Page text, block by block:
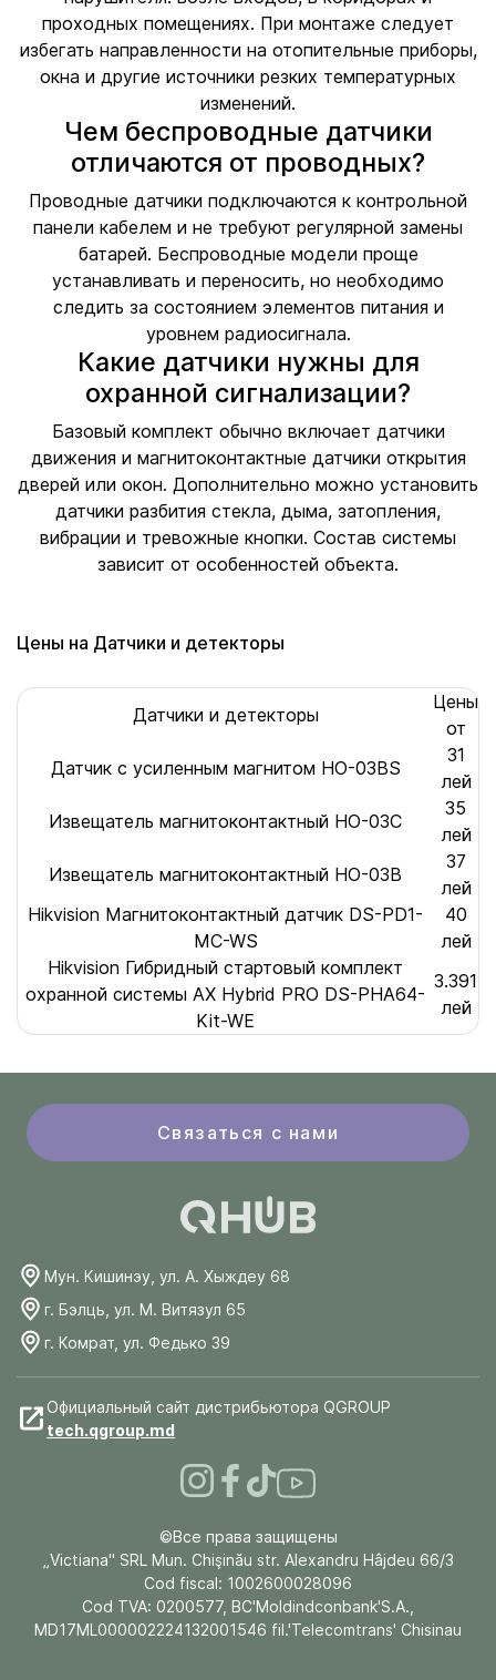
проходных помещениях. При монтаже следует
избегать направленности на отопительные приборы,
окна и другие источники резких температурных
изменений.
Чем беспроводные датчики
отличаются от проводных?
Проводные датчики подключаются к контрольной
панели кабелем и не требуют регулярной замены
батарей. Беспроводные модели проще
устанавливать и переносить, но необходимо
следить за состоянием элементов питания и
уровнем радиосигнала.
Какие датчики нужны для
охранной сигнализации?
Базовый комплект обычно включает датчики
движения и магнитоконтактные датчики открытия
дверей или окон. Дополнительно можно установить
датчики разбития стекла, дыма, затопления,
вибрации и тревожные кнопки. Состав системы
зависит от особенностей объекта.
Цены на Датчики и детекторы
Датчики и детекторы
Цены
от
Датчик с усиленным магнитом HO-03BS
31
лей
Извещатель магнитоконтактный HO-03C
35
лей
Извещатель магнитоконтактный HO-03B
37
лей
Hikvision Магнитоконтактный датчик DS-PD1-
MC-WS
40
лей
Hikvision Гибридный стартовый комплект
охранной системы AX Hybrid PRO DS-PHA64-
Kit-WE
3.391
лей
Связаться с нами
Мун. Кишинэу, ул. А. Хыждеу 68
г. Бэлць, ул. М. Витязул 65
г. Комрат, ул. Федько 39
Официальный сайт дистрибьютора QGROUP
tech.qgroup.md
©Все права защищены
„Victiana" SRL Mun. Chişinău str. Alexandru Hâjdeu 66/3
Cod fiscal: 1002600028096
Cod TVA: 0200577, BC'Moldindconbank'S.A.,
MD17ML000002224132001546 fil.'Telecomtrans' Chisinau